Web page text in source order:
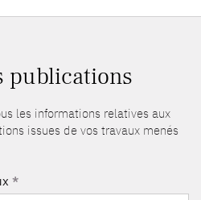
publications
les informations relatives aux
issues de vos travaux menés
*